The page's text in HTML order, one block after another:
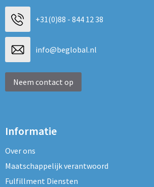
+31(0)88 - 844 12 38
info@beglobal.nl
Neem contact op
Informatie
Over ons
Maatschappelijk verantwoord
Fulfillment Diensten